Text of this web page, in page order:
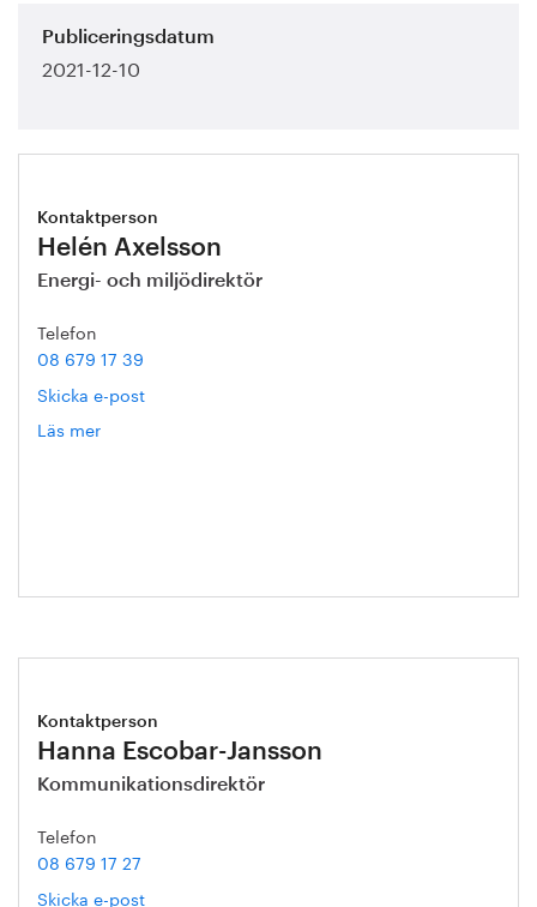
Publiceringsdatum
2021-12-10
Kontaktperson
Helén Axelsson
Energi- och miljödirektör
Telefon
08 679 17 39
Skicka e-post
Läs mer
Kontaktperson
Hanna Escobar-Jansson
Kommunikationsdirektör
Telefon
08 679 17 27
Skicka e-post